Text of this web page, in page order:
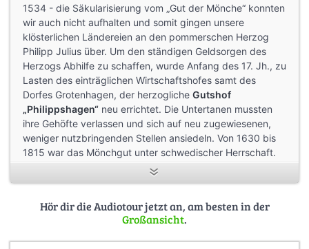
1534 - die Säkularisierung vom „Gut der Mönche“ konnten
wir auch nicht aufhalten und somit gingen unsere
klösterlichen Ländereien an den pommerschen Herzog
Philipp Julius über. Um den ständigen Geldsorgen des
Herzogs Abhilfe zu schaffen, wurde Anfang des 17. Jh., zu
Lasten des einträglichen Wirtschaftshofes samt des
Dorfes Grotenhagen, der herzogliche Gutshof
„Philippshagen“ neu errichtet. Die Untertanen mussten
ihre Gehöfte verlassen und sich auf neu zugewiesenen,
weniger nutzbringenden Stellen ansiedeln. Von 1630 bis
1815 war das Mönchgut unter schwedischer Herrschaft.
Nach 1815 fiel die Provinz Schwedisch Pommern an
erbauen und sorgte 1898 für die Errichtung des
Kleinbahnhofes „Philippshagen“ zum Transport der
landwirtschaftlichen Güter.
Hör dir die Audiotour jetzt an, am besten in der
Großansicht.